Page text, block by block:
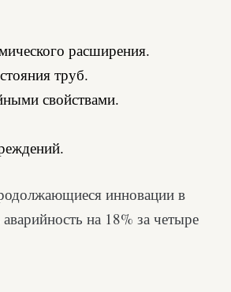
расширения.
труб.
свойствами.
инновации в
на 18% за четыре